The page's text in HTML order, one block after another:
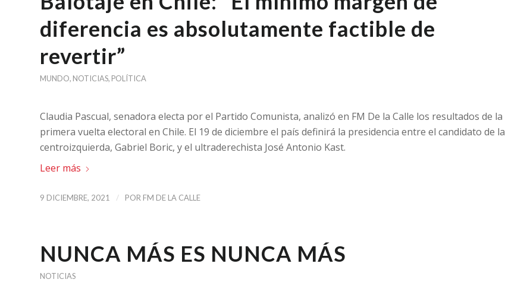
diferencia es absolutamente factible de
revertir”
MUNDO, NOTICIAS, POLÍTICA
Claudia Pascual, senadora electa por el Partido Comunista, analizó en FM De la Calle los resultados de la
primera vuelta electoral en Chile. El 19 de diciembre el país definirá la presidencia entre el candidato de la
centroizquierda, Gabriel Boric, y el ultraderechista José Antonio Kast.
Leer más
9 DICIEMBRE, 2021 / POR FM DE LA CALLE
NUNCA MÁS ES NUNCA MÁS
NOTICIAS